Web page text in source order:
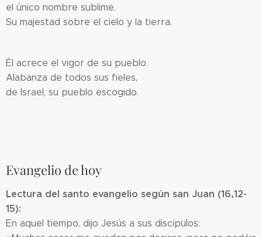
el único nombre sublime.
Su majestad sobre el cielo y la tierra.
Él acrece el vigor de su pueblo.
Alabanza de todos sus fieles,
de Israel, su pueblo escogido.
Evangelio de hoy
Lectura del santo evangelio según san Juan (16,12-
15):
En aquel tiempo, dijo Jesús a sus discípulos: